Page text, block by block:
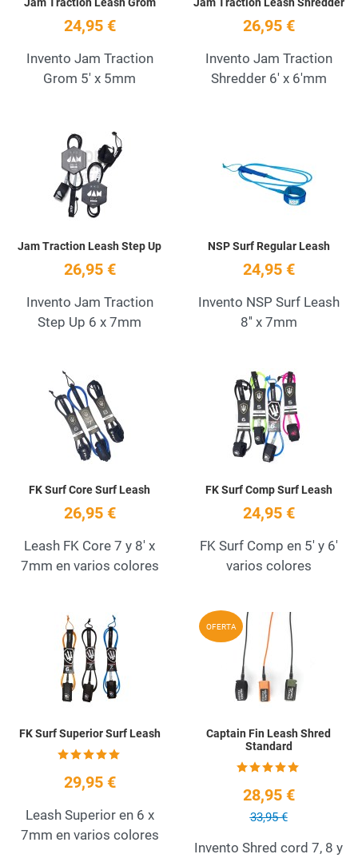
24,95 €
Invento Jam Traction
Grom 5' x 5mm
26,95 €
Invento Jam Traction
Shredder 6' x 6'mm
Quick View
Jam Traction Leash Step Up
26,95 €
Invento Jam Traction
Step Up 6 x 7mm
NSP Surf Regular Leash
24,95 €
Invento NSP Surf Leash
8'' x 7mm
Add to Wishlist
FK Surf Core Surf Leash
26,95 €
Leash FK Core 7 y 8' x
7mm en varios colores
FK Surf Comp Surf Leash
24,95 €
FK Surf Comp en 5' y 6'
varios colores
Add to Wishlist
FK Surf Superior Surf Leash
29,95 €
Leash Superior en 6 x
7mm en varios colores
OFERTA
Captain Fin Leash Shred
Standard
28,95 €
33,95 €
Invento Shred cord 7, 8 y